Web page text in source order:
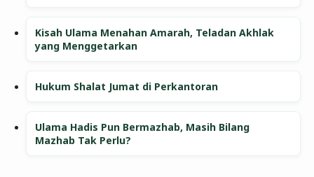
Kisah Ulama Menahan Amarah, Teladan Akhlak
yang Menggetarkan
Hukum Shalat Jumat di Perkantoran
Ulama Hadis Pun Bermazhab, Masih Bilang
Mazhab Tak Perlu?